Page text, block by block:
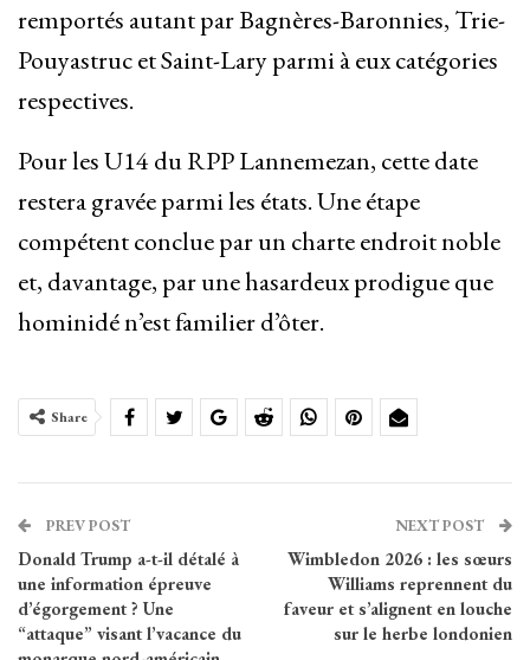
remportés autant par Bagnères-Baronnies, Trie-
Pouyastruc et Saint-Lary parmi à eux catégories
respectives.
Pour les U14 du RPP Lannemezan, cette date
restera gravée parmi les états. Une étape
compétent conclue par un charte endroit noble
et, davantage, par une hasardeux prodigue que
hominidé n’est familier d’ôter.
Share
PREV POST
Donald Trump a-t-il détalé à
une information épreuve
d’égorgement ? Une
“attaque” visant l’vacance du
NEXT POST
Wimbledon 2026 : les sœurs
Williams reprennent du
faveur et s’alignent en louche
sur le herbe londonien